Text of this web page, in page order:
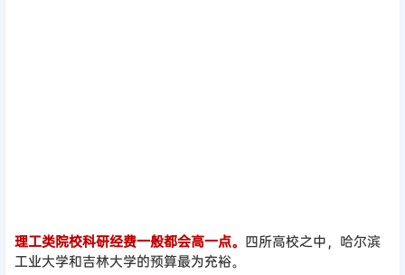
理工类院校科研经费一般都会高一点。 四所高校之中，哈尔滨
工业大学和吉林大学的预算最为充裕。